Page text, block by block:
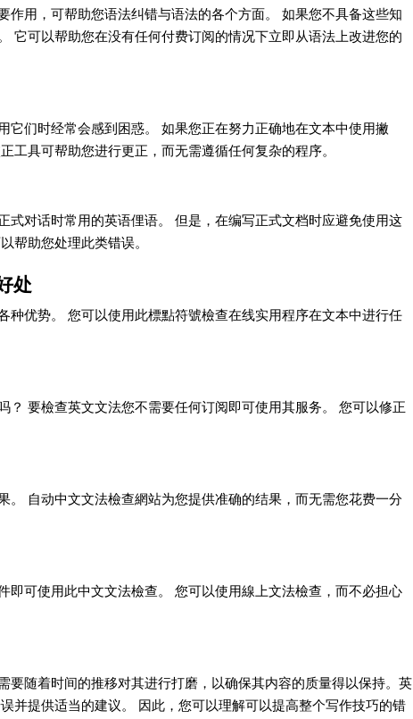
作用，可帮助您语法纠错与语法的各个方面。 如果您不具备这些知
它可以帮助您在没有任何付费订阅的情况下立即从语法上改进您的
它们时经常会感到困惑。 如果您正在努力正确地在文本中使用撇
工具可帮助您进行更正，而无需遵循任何复杂的程序。
式对话时常用的英语俚语。 但是，在编写正式文档时应避免使用这
帮助您处理此类错误。
处
种优势。 您可以使用此標點符號檢查在线实用程序在文本中进行任
？ 要檢查英文文法您不需要任何订阅即可使用其服务。 您可以修正
。 自动中文文法檢查網站为您提供准确的结果，而无需您花费一分
即可使用此中文文法檢查。 您可以使用線上文法檢查，而不必担心
要随着时间的推移对其进行打磨，以确保其内容的质量得以保持。英
并提供适当的建议。 因此，您可以理解可以提高整个写作技巧的错